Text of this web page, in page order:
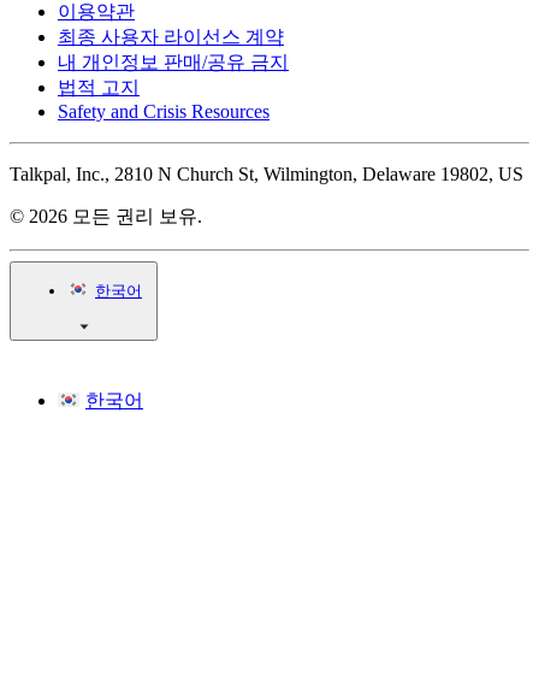
이용약관
최종 사용자 라이선스 계약
내 개인정보 판매/공유 금지
법적 고지
Safety and Crisis Resources
Talkpal, Inc., 2810 N Church St, Wilmington, Delaware 19802, US
© 2026 모든 권리 보유.
한국어
한국어